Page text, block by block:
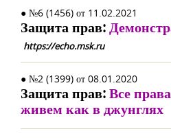
● №6 (1456) от 11.02.2021
Защита прав:
https://echo.msk.ru
● №2 (1399) от 08.01.2020
Защита прав:Все
живем как в джунглях